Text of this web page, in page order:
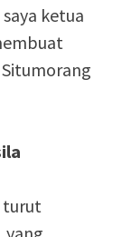
ketua
turut